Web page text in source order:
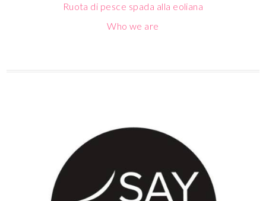
Ruota di pesce spada alla eoliana
Who we are